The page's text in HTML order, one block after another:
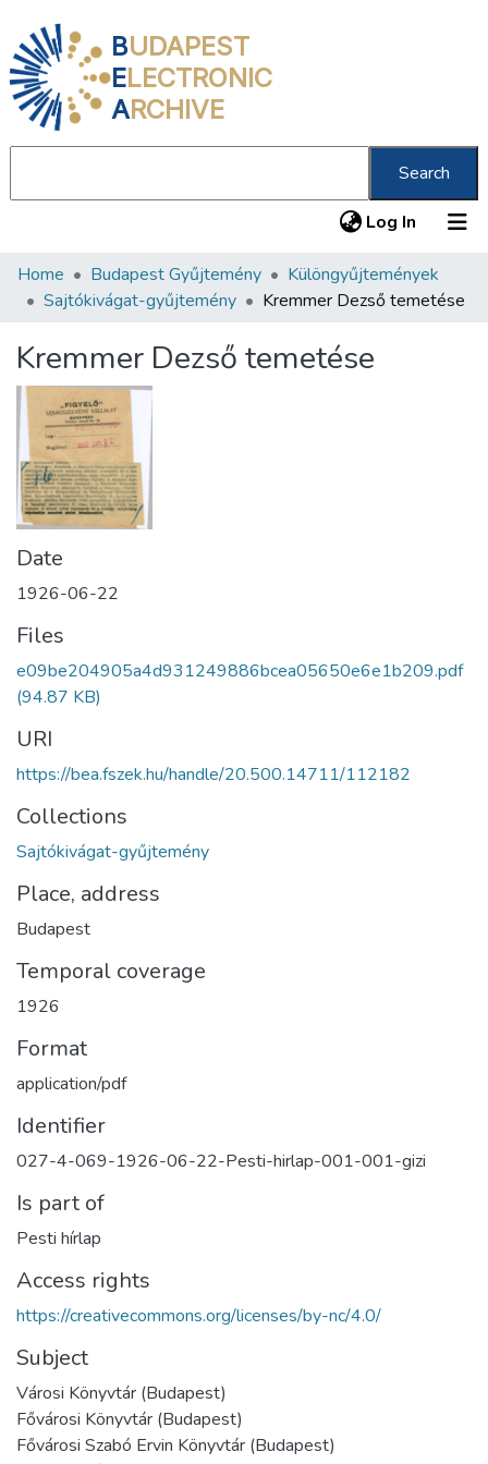
BUDAPEST
ELECTRONIC
ARCHIVE
Search
Log In (current)
Communities & Collections
Statistics
About us
Home Budapest Gyűjtemény
Különgyűjtemények
Sajtókivágat-gyűjtemény
Kremmer Dezső temetése
Kremmer Dezső temetése
Date
1926-06-22
Files
e09be204905a4d931249886bcea05650e6e1b209.pdf
(94.87 KB)
URI
https://bea.fszek.hu/handle/20.500.14711/112182
Collections
Sajtókivágat-gyűjtemény
Place, address
Budapest
Temporal coverage
1926
Format
application/pdf
Identifier
027-4-069-1926-06-22-Pesti-hirlap-001-001-gizi
Is part of
Pesti hírlap
Access rights
https://creativecommons.org/licenses/by-nc/4.0/
Subject
Városi Könyvtár (Budapest)
Fővárosi Könyvtár (Budapest)
Fővárosi Szabó Ervin Könyvtár (Budapest)